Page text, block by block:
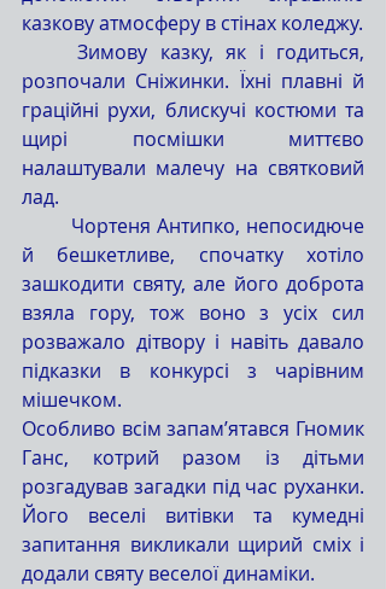
казкову атмосферу в стінах коледжу.
	Зимову казку, як і годиться,
розпочали Сніжинки. Їхні плавні й
граційні рухи, блискучі костюми та
щирі посмішки миттєво
налаштували малечу на святковий
лад.
й бешкетливе, спочатку хотіло
зашкодити святу, але його доброта
взяла гору, тож воно з усіх сил
розважало дітвору і навіть давало
підказки в конкурсі з чарівним
мішечком.
Особливо всім запам’ятався Гномик
Ганс, котрий разом із дітьми
розгадував загадки під час руханки.
Його веселі витівки та кумедні
запитання викликали щирий сміх і
додали святу веселої динаміки.